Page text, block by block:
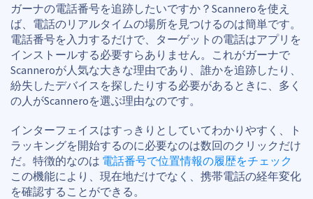
ガーナの電話番号を追跡したいですか？Scanneroを使え
ば、電話のリアルタイムの場所を見つけるのは簡単です。
電話番号を入力するだけで、ターゲットの電話はアプリを
インストールする必要すらありません。これがガーナで
Scanneroが人気な大きな理由であり、誰かを追跡したり、
紛失したデバイスを探したりする必要があるときに、多く
の人がScanneroを選ぶ理由なのです。
インターフェイスはすっきりとしていてわかりやすく、ト
ラッキングを開始するのに必要なのは数回のクリックだけ
だ。特徴的なのは 電話番号で位置情報の履歴をチェック
この機能により、現在地だけでなく、携帯電話の経年変化
を確認することができる。